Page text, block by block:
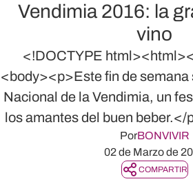
Vendimia 2016: la
vino
<!DOCTYPE
<body><p>Este fin de semana
Nacional de la Vendimia, un
los amantes del buen
PorBONVIVIR
02 de Marzo de
COMPARTIR